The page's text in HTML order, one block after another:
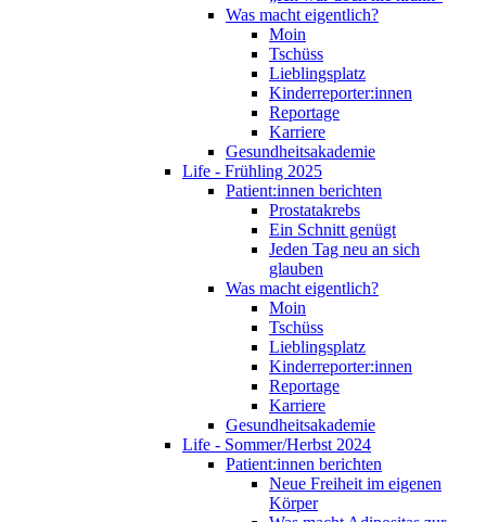
Was macht eigentlich?
Moin
Tschüss
Lieblingsplatz
Kinderreporter:innen
Reportage
Karriere
Gesundheitsakademie
Life - Frühling 2025
Patient:innen berichten
Prostatakrebs
Ein Schnitt genügt
Jeden Tag neu an sich
glauben
Was macht eigentlich?
Moin
Tschüss
Lieblingsplatz
Kinderreporter:innen
Reportage
Karriere
Gesundheitsakademie
Life - Sommer/Herbst 2024
Patient:innen berichten
Neue Freiheit im eigenen
Körper